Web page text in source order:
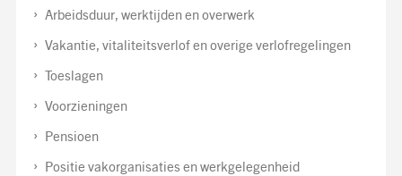
Arbeidsduur, werktijden en overwerk
Vakantie, vitaliteitsverlof en overige verlofregelingen
Toeslagen
Voorzieningen
Pensioen
Positie vakorganisaties en werkgelegenheid